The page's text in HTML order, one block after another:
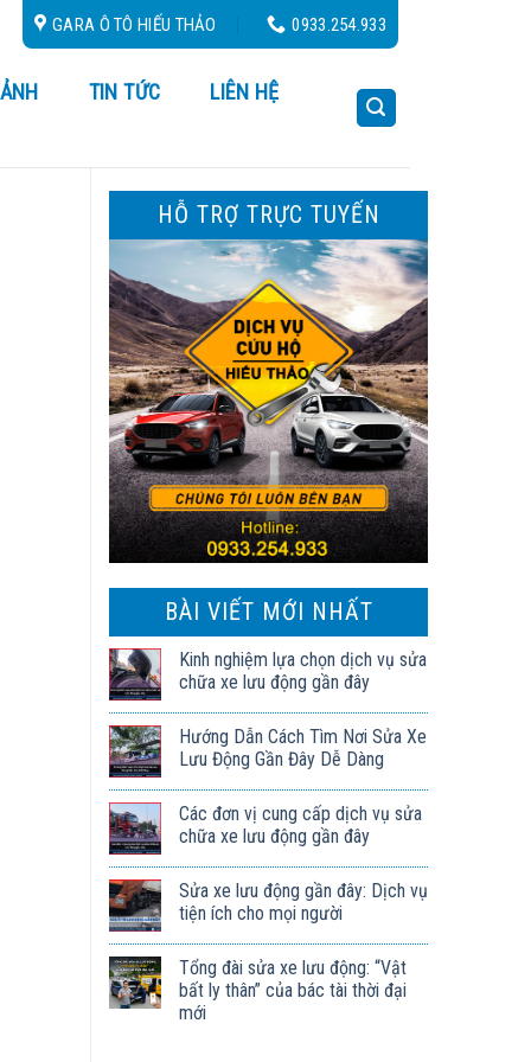
GARA Ô TÔ HIẾU THẢO 0933.254.933
TIN TỨC LIÊN HỆ
HỖ TRỢ TRỰC TUYẾN
BÀI VIẾT MỚI NHẤT
Kinh nghiệm lựa chọn dịch vụ sửa
chữa xe lưu động gần đây
Hướng Dẫn Cách Tìm Nơi Sửa Xe
Lưu Động Gần Đây Dễ Dàng
Các đơn vị cung cấp dịch vụ sửa
chữa xe lưu động gần đây
Sửa xe lưu động gần đây: Dịch vụ
tiện ích cho mọi người
Tổng đài sửa xe lưu động: “Vật
bất ly thân” của bác tài thời đại
mới